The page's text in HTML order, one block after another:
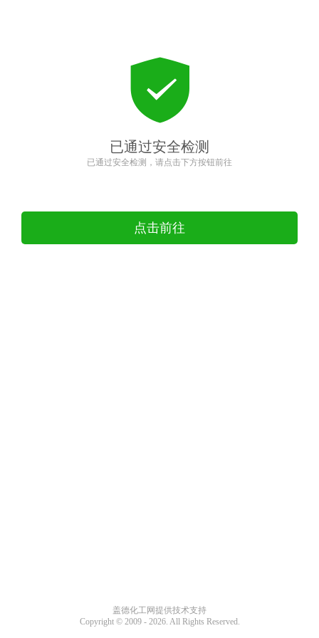
已通过安全检测
已通过安全检测，请点击下方按钮前往
点击前往
盖德化工网提供技术支持
Copyright © 2009 - 2026. All Rights Reserved.